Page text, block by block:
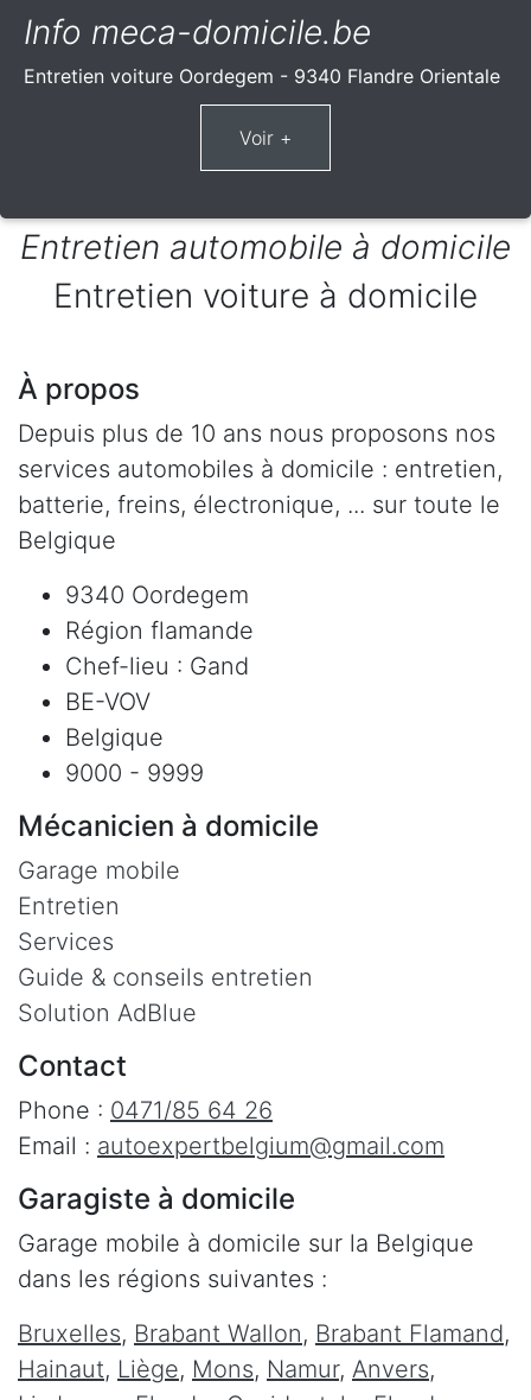
Info meca-domicile.be
Entretien voiture Oordegem - 9340 Flandre Orientale
Entretien automobile à domicile
Entretien voiture à domicile
À propos
Depuis plus de 10 ans nous proposons nos
services automobiles à domicile : entretien,
batterie, freins, électronique, ... sur toute le
Belgique
9340 Oordegem
Région flamande
Chef-lieu : Gand
BE-VOV
Belgique
9000 - 9999
Mécanicien à domicile
Garage mobile
Entretien
Services
Guide & conseils entretien
Solution AdBlue
Contact
Phone : 0471/85 64 26
Email : autoexpertbelgium@gmail.com
Garagiste à domicile
Garage mobile à domicile sur la Belgique
dans les régions suivantes :
Bruxelles, Brabant Wallon, Brabant Flamand,
Hainaut, Liège, Mons, Namur, Anvers,